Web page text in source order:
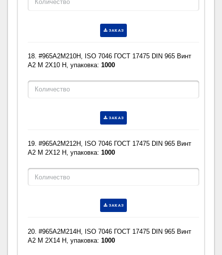
ЗАКАЗ
18. #965A2M210H, ISO 7046 ГОСТ 17475 DIN 965 Винт
A2 M 2X10 H, упаковка:1000
ЗАКАЗ
19. #965A2M212H, ISO 7046 ГОСТ 17475 DIN 965 Винт
A2 M 2X12 H, упаковка:1000
ЗАКАЗ
20. #965A2M214H, ISO 7046 ГОСТ 17475 DIN 965 Винт
A2 M 2X14 H, упаковка:1000